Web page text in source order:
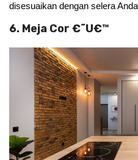
disesuaikan dengan selera
6. Meja Cor €˜U€™